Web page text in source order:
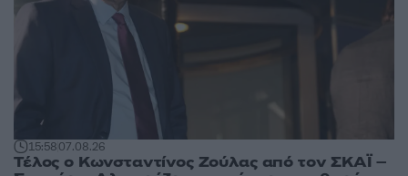
15:5807.08.26
Τέλος ο Κωνσταντίνος Ζούλας από τον ΣΚΑΪ –